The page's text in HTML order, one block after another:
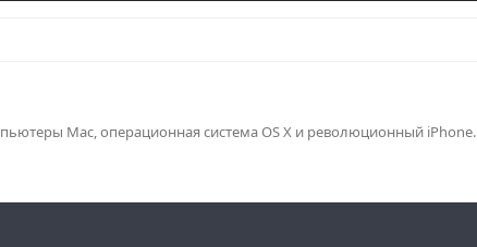
Mac, операционная система OS X и революционный iPhone.